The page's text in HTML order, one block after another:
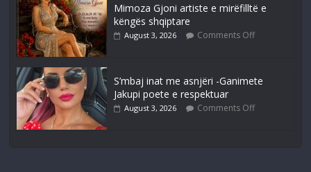
Mimoza Gjoni artiste e mirëfilltë e
këngës shqiptare
August 3, 2026 Comments Off
S’mbaj inat me asnjëri -Ganimete
Jakupi poete e respektuar
August 3, 2026 Comments Off